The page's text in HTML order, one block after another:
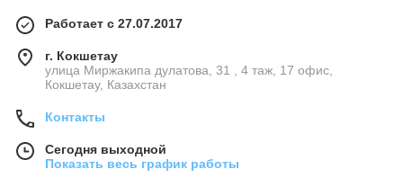
Работает с 27.07.2017
г. Кокшетау
улица Миржакипа дулатова, 31 , 4 таж, 17 офис,
Кокшетау, Казахстан
Контакты
Сегодня выходной
Показать весь график работы